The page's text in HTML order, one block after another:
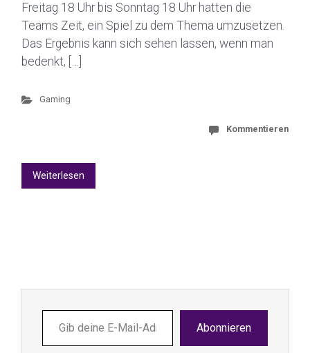
Freitag 18 Uhr bis Sonntag 18 Uhr hatten die
Teams Zeit, ein Spiel zu dem Thema umzusetzen.
Das Ergebnis kann sich sehen lassen, wenn man
bedenkt, […]
Gaming
Kommentieren
Weiterlesen
deine
E-
Abonnieren